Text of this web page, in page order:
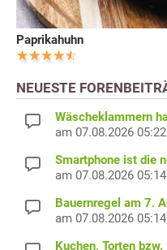
Paprikahuhn
NEUESTE
Wäscheklammern
am 07.08.2026
Smartphone ist die
am 07.08.2026
Bauernregel am 7.
am 07.08.2026
Kuchen, Torten